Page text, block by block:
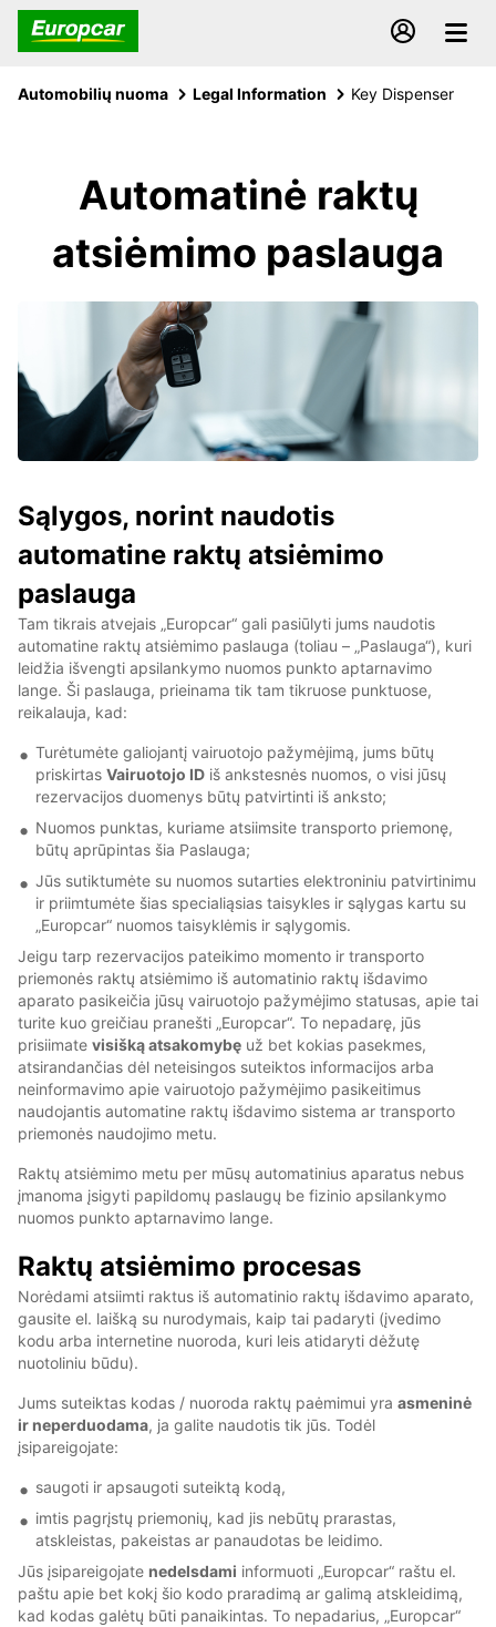
Automobilių nuoma Legal Information Key Dispenser
Automatinė raktų
atsiėmimo paslauga
Sąlygos, norint naudotis
automatine raktų atsiėmimo
paslauga
Tam tikrais atvejais „Europcar“ gali pasiūlyti jums naudotis
automatine raktų atsiėmimo paslauga (toliau – „Paslauga“), kuri
leidžia išvengti apsilankymo nuomos punkto aptarnavimo
lange. Ši paslauga, prieinama tik tam tikruose punktuose,
reikalauja, kad:
Turėtumėte galiojantį vairuotojo pažymėjimą, jums būtų
priskirtas Vairuotojo ID iš ankstesnės nuomos, o visi jūsų
rezervacijos duomenys būtų patvirtinti iš anksto;
Nuomos punktas, kuriame atsiimsite transporto priemonę,
būtų aprūpintas šia Paslauga;
Jūs sutiktumėte su nuomos sutarties elektroniniu patvirtinimu
ir priimtumėte šias specialiąsias taisykles ir sąlygas kartu su
„Europcar“ nuomos taisyklėmis ir sąlygomis.
Jeigu tarp rezervacijos pateikimo momento ir transporto
priemonės raktų atsiėmimo iš automatinio raktų išdavimo
aparato pasikeičia jūsų vairuotojo pažymėjimo statusas, apie tai
turite kuo greičiau pranešti „Europcar“. To nepadarę, jūs
prisiimate visišką atsakomybę už bet kokias pasekmes,
atsirandančias dėl neteisingos suteiktos informacijos arba
neinformavimo apie vairuotojo pažymėjimo pasikeitimus
naudojantis automatine raktų išdavimo sistema ar transporto
priemonės naudojimo metu.
Raktų atsiėmimo metu per mūsų automatinius aparatus nebus
įmanoma įsigyti papildomų paslaugų be fizinio apsilankymo
nuomos punkto aptarnavimo lange.
Raktų atsiėmimo procesas
Norėdami atsiimti raktus iš automatinio raktų išdavimo aparato,
gausite el. laišką su nurodymais, kaip tai padaryti (įvedimo
kodu arba internetine nuoroda, kuri leis atidaryti dėžutę
nuotoliniu būdu).
Jums suteiktas kodas / nuoroda raktų paėmimui yra asmeninė
ir neperduodama, ja galite naudotis tik jūs. Todėl
įsipareigojate:
saugoti ir apsaugoti suteiktą kodą,
imtis pagrįstų priemonių, kad jis nebūtų prarastas,
atskleistas, pakeistas ar panaudotas be leidimo.
Jūs įsipareigojate nedelsdami informuoti „Europcar“ raštu el.
paštu apie bet kokį šio kodo praradimą ar galimą atskleidimą,
kad kodas galėtų būti panaikintas. To nepadarius, „Europcar“